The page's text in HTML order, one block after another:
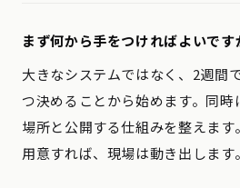
まず何から手をつければよいです
大きなシステムではなく、2週間
つ決めることから始めます。同時
場所と公開する仕組みを整えま
用意すれば、現場は動き出します。